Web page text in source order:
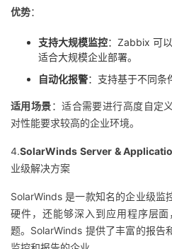
藏
优势：
支持大规模监控：Zabbix 可
适合大规模企业部署。
自动化报警：支持基于不同条
适用场景：适合需要进行高度自定
对性能要求较高的企业环境。
4.SolarWinds Server &
业级解决方案
SolarWinds 是一款知名的企业级监
硬件，还能够深入到应用程序层
题。SolarWinds 提供了丰富的报告